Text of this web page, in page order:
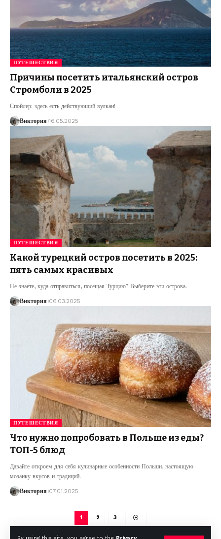
ПУТЕШЕСТВИЯ
Причины посетить итальянский остров
Стромболи в 2025
Спойлер: здесь есть действующий вулкан!
Виктория 16.05.2025
ПУТЕШЕСТВИЯ
Какой турецкий остров посетить в 2025:
пять самых красивых
Не знаете, куда отправиться, посещая Турцию? Выберите эти острова.
Виктория 06.03.2025
ПУТЕШЕСТВИЯ
Что нужно попробовать в Польше из еды?
ТОП-5 блюд
Давайте откроем для себя кулинарные особенности Польши, настоящую
мозаику вкусов и традиций.
Виктория 07.01.2025
1 2 3